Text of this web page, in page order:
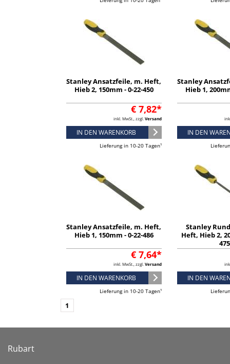
Stanley Ansatzfeile, m. Heft,
Hieb 2, 150mm - 0-22-450
€ 7,82*
inkl. MwSt., zzgl. Versand
IN DEN WARENKORB
Lieferung in 10-20 Tagen¹
Stanley
Hieb 1,
IN DEN
Stanley Ansatzfeile, m. Heft,
Hieb 1, 150mm - 0-22-486
€ 7,64*
inkl. MwSt., zzgl. Versand
IN DEN WARENKORB
Lieferung in 10-20 Tagen¹
Stanley
Heft, Hieb 2,
475
IN DEN
1
Rubart